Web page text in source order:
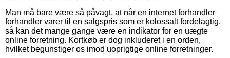
Man må bare være så påvagt, at når en internet forhandler
forhandler varer til en salgspris som er kolossalt fordelagtig,
så kan det mange gange være en indikator for en uægte
online forretning. Kortkøb er dog inkluderet i en orden,
hvilket begunstiger os imod uoprigtige online forretninger.